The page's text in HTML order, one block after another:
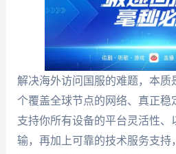
解决海外访问国服的难题，本质
个覆盖全球节点的网络、真正稳
支持你所有设备的平台灵活性、
输，再加上可靠的技术服务支持